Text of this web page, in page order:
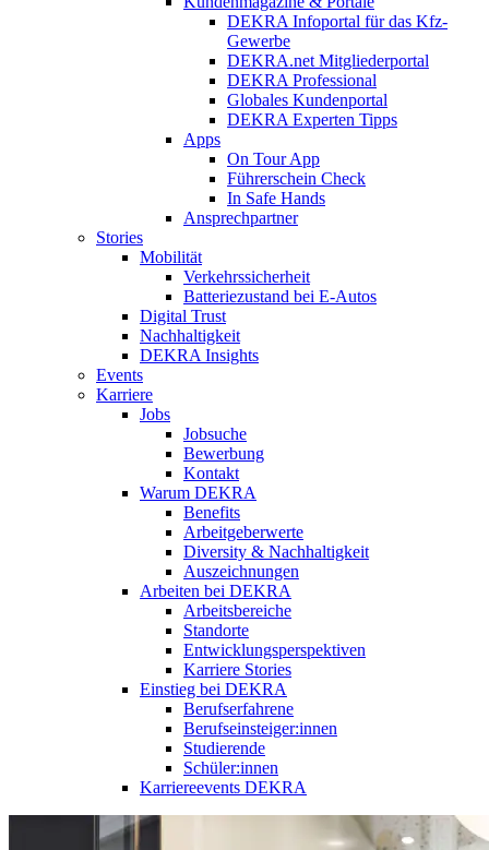
DEKRA Infoportal für das Kfz-
Gewerbe
DEKRA.net Mitgliederportal
DEKRA Professional
Globales Kundenportal
DEKRA Experten Tipps
Apps
On Tour App
Führerschein Check
In Safe Hands
Ansprechpartner
Stories
Mobilität
Verkehrssicherheit
Batteriezustand bei E-Autos
Digital Trust
Nachhaltigkeit
DEKRA Insights
Events
Karriere
Jobs
Jobsuche
Bewerbung
Kontakt
Warum DEKRA
Benefits
Arbeitgeberwerte
Diversity & Nachhaltigkeit
Auszeichnungen
Arbeiten bei DEKRA
Arbeitsbereiche
Standorte
Entwicklungsperspektiven
Karriere Stories
Einstieg bei DEKRA
Berufserfahrene
Berufseinsteiger:innen
Studierende
Schüler:innen
Karriereevents DEKRA